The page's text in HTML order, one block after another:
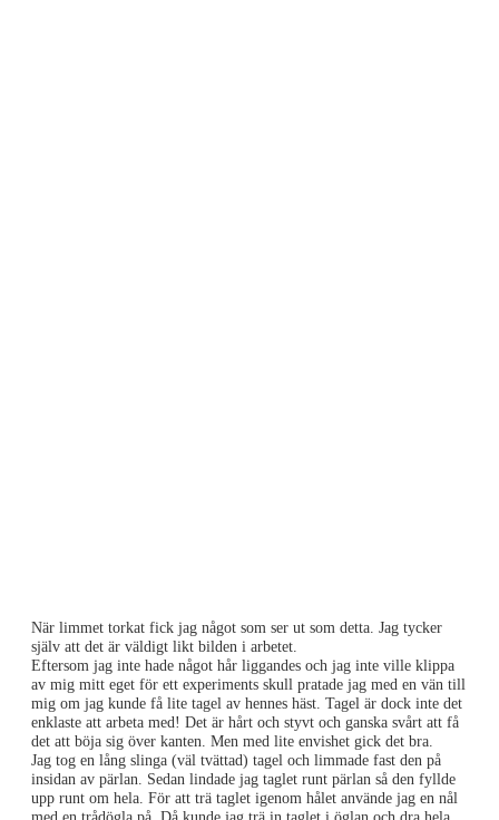
När limmet torkat fick jag något som ser ut som detta. Jag tycker
själv att det är väldigt likt bilden i arbetet.
Eftersom jag inte hade något hår liggandes och jag inte ville klippa
av mig mitt eget för ett experiments skull pratade jag med en vän till
mig om jag kunde få lite tagel av hennes häst. Tagel är dock inte det
enklaste att arbeta med! Det är hårt och styvt och ganska svårt att få
det att böja sig över kanten. Men med lite envishet gick det bra.
Jag tog en lång slinga (väl tvättad) tagel och limmade fast den på
insidan av pärlan. Sedan lindade jag taglet runt pärlan så den fyllde
upp runt om hela. För att trä taglet igenom hålet använde jag en nål